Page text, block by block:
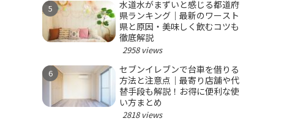
水道水がまずいと感じる都道府
県ランキング｜最新のワースト
県と原因・美味しく飲むコツも
徹底解説
2958 views
セブンイレブンで台車を借りる
方法と注意点｜最寄り店舗や代
替手段も解説！お得に便利な使
い方まとめ
2818 views